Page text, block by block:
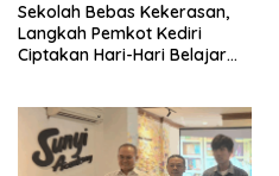
Sekolah Bebas Kekerasan,
Langkah Pemkot Kediri
Ciptakan Hari-Hari Belajar